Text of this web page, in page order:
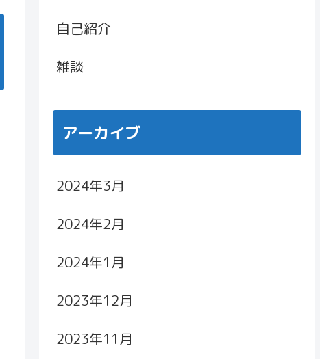
自己紹介
雑談
アーカイブ
2024年3月
2024年2月
2024年1月
2023年12月
2023年11月